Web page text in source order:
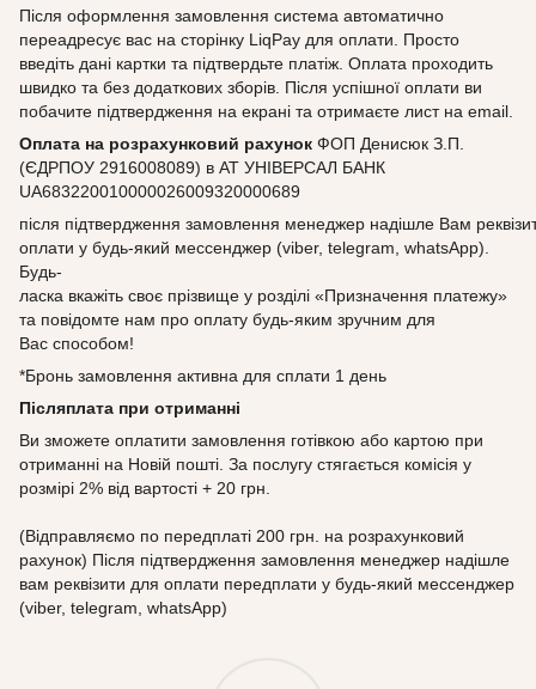
Після оформлення замовлення система автоматично
переадресує вас на сторінку LiqPay для оплати. Просто
введіть дані картки та підтвердьте платіж. Оплата проходить
швидко та без додаткових зборів. Після успішної оплати ви
побачите підтвердження на екрані та отримаєте лист на email.
Оплата на розрахунковий рахунок ФОП Денисюк З.П.
(ЄДРПОУ 2916008089) в АТ УНІВЕРСАЛ БАНК
UA683220010000026009320000689
після підтвердження замовлення менеджер надішле Вам
оплати у будь-який мессенджер (viber, telegram, whatsApp).
Будь-
ласка вкажіть своє прізвище у розділі «Призначення платежу»
та повідомте нам про оплату будь-яким зручним для
Вас способом!
*Бронь замовлення активна для сплати 1 день
Післяплата при отриманні
Ви зможете оплатити замовлення готівкою або картою при
отриманні на Новій пошті. За послугу стягається комісія у
розмірі 2% від вартості + 20 грн.
(Відправляємо по передплаті 200 грн. на розрахунковий
рахунок) Після підтвердження замовлення менеджер надішле
вам реквізити для оплати передплати у будь-який мессенджер
(viber, telegram, whatsApp)